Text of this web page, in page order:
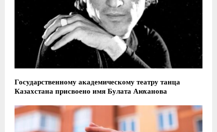
​Государственному академическому театру танца
Казахстана присвоено имя Булата Аюханова